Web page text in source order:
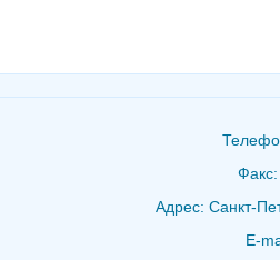
Адрес: Санкт-
E-